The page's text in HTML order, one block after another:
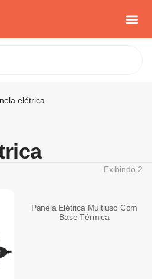
elétrica
Exibindo 2
Panela Elétrica Multiuso Com
Base Térmica